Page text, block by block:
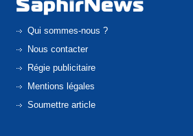
Qui sommes-nous ?
Nous contacter
Régie publicitaire
Mentions légales
Soumettre article